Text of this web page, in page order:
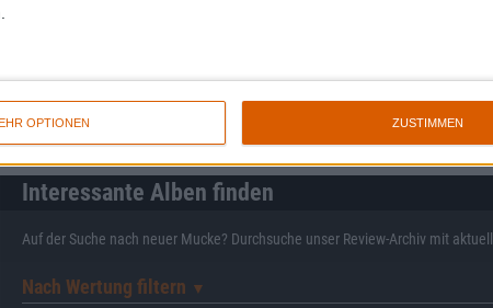
OPTIONEN ZUSTIMMEN
Interessante Alben finden
Auf der Suche nach neuer Mucke? Durchsuche unser Review-Archiv mit aktuell
Nach Wertung filtern ▼︎